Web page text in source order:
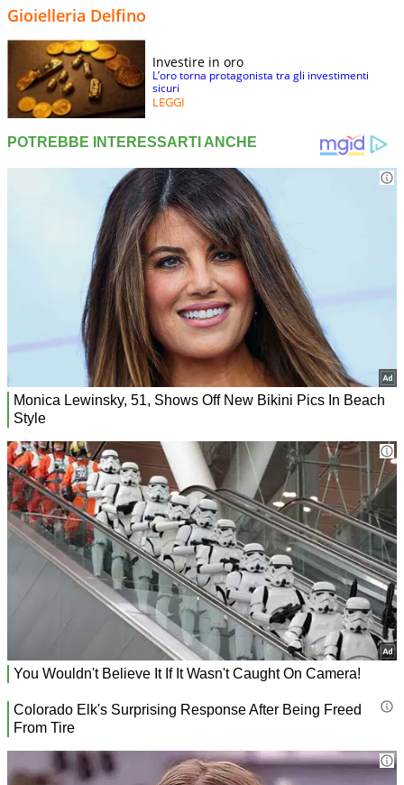
Gioielleria Delfino
Investire in oro
L’oro torna protagonista tra gli investimenti
sicuri
LEGGI